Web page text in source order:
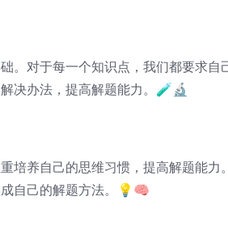
。对于每一个知识点，我们都要求自
决办法，提高解题能力。🧪🔬
培养自己的思维习惯，提高解题能力
自己的解题方法。💡🧠